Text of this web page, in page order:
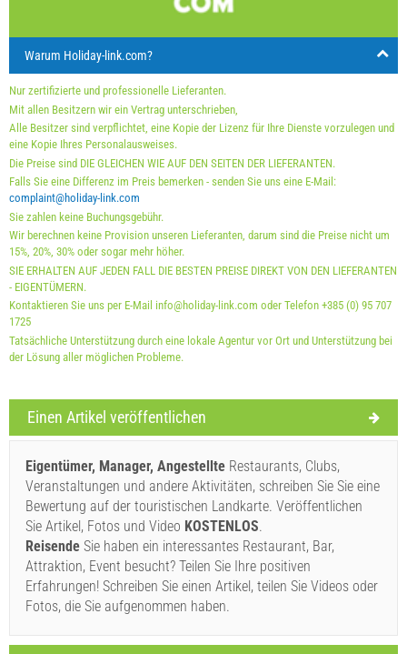
von Personen
Angebote:
Holiday-Link zahlt: 13.09.2025 - 31.12.2026 / - 10 %
Obligatorisch:Anmeldung der Gäste (01.07. - 31.08): 10
EUR (once - per_person), Anmeldung der Gäste (01.01 -
30.06. / 01.09. - 31.12.): 5 EUR (once - per_person)
Buchen Sie und warten auf Bestätigung
Wenn Sie nicht sofort buchen möchten und weitere Fragen
haben, füllen Sie diese bitte aus und klicken Sie auf
"Anfrage senden".
Warum Holiday-link.com?
Nur zertifizierte und professionelle Lieferanten.
Mit allen Besitzern wir ein Vertrag unterschrieben,
Alle Besitzer sind verpflichtet, eine Kopie der Lizenz für Ihre Dienste vorzulegen und
eine Kopie Ihres Personalausweises.
Die Preise sind DIE GLEICHEN WIE AUF DEN SEITEN DER LIEFERANTEN.
Falls Sie eine Differenz im Preis bemerken - senden Sie uns eine E-Mail:
complaint@holiday-link.com
Sie zahlen keine Buchungsgebühr.
Wir berechnen keine Provision unseren Lieferanten, darum sind die Preise nicht um
15%, 20%, 30% oder sogar mehr höher.
SIE ERHALTEN AUF JEDEN FALL DIE BESTEN PREISE DIREKT VON DEN LIEFERANTEN
- EIGENTÜMERN.
Kontaktieren Sie uns per E-Mail info@holiday-link.com oder Telefon +385 (0) 95 707
1725
Tatsächliche Unterstützung durch eine lokale Agentur vor Ort und Unterstützung bei
der Lösung aller möglichen Probleme.
Einen Artikel veröffentlichen
Eigentümer, Manager, Angestellte Restaurants, Clubs,
Veranstaltungen und andere Aktivitäten, schreiben Sie Sie eine
Bewertung auf der touristischen Landkarte. Veröffentlichen
Sie Artikel, Fotos und Video KOSTENLOS.
Reisende Sie haben ein interessantes Restaurant, Bar,
Attraktion, Event besucht? Teilen Sie Ihre positiven
Erfahrungen! Schreiben Sie einen Artikel, teilen Sie Videos oder
Fotos, die Sie aufgenommen haben.